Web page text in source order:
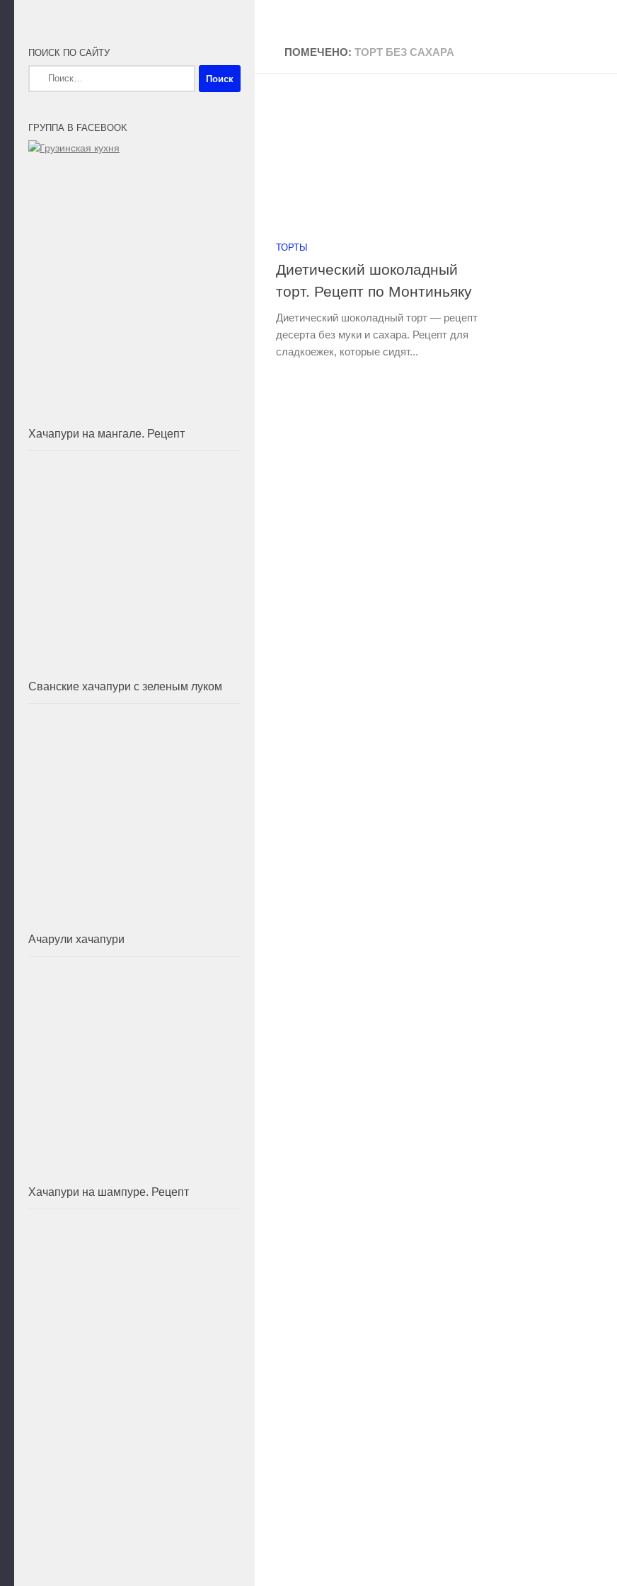
ПОМЕЧЕНО: ТОРТ БЕЗ САХАРА
ТОРТЫ
Диетический шоколадный
торт. Рецепт по Монтиньяку
Диетический шоколадный торт — рецепт
десерта без муки и сахара. Рецепт для
сладкоежек, которые сидят...
ПОИСК ПО САЙТУ
Найти:
ГРУППА В FACEBOOK
Хачапури на мангале. Рецепт
Сванские хачапури с зеленым луком
Ачарули хачапури
Хачапури на шампуре. Рецепт